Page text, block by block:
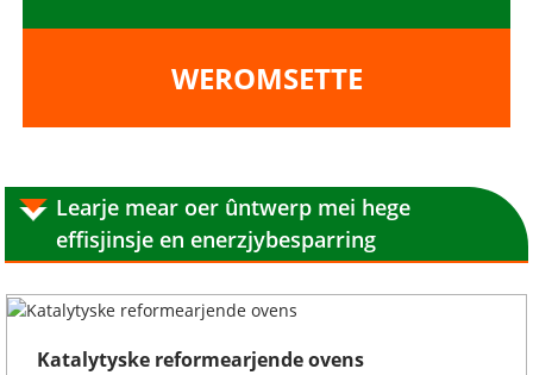
WEROMSETTE
Learje mear oer ûntwerp mei hege
effisjinsje en enerzjybesparring
Katalytyske reformearjende ovens